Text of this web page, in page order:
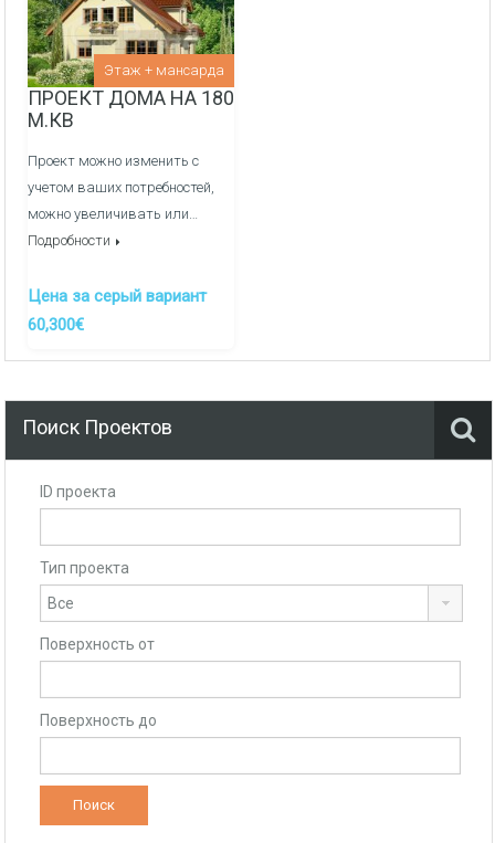
Внутреняя отделка:
Перегородочные стен из фортана
Медные электрические сети и распределительный
Заливка полов полусухой механизированной
гребенки, котельная -
Этаж + мансарда
ПРОЕКТ ДОМА НА 180
М.КВ
Проект можно изменить с
учетом ваших потребностей,
можно увеличивать или…
Подробности
Цена за серый вариант
60,300€
Поиск Проектов
ID проекта
Тип проекта
Поверхность от
Поверхность до